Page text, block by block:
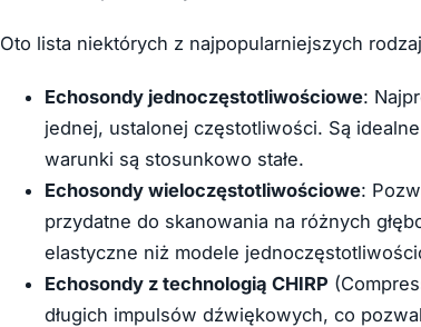
Oto lista niektórych z najpopularniejszych
Echosondy jednoczęstotliwościowe:
jednej, ustalonej częstotliwości. Są
warunki są stosunkowo stałe.
Echosondy wieloczęstotliwościowe:
przydatne do skanowania na różnych
elastyczne niż modele
Echosondy z technologią CHIRP
długich impulsów dźwiękowych, co